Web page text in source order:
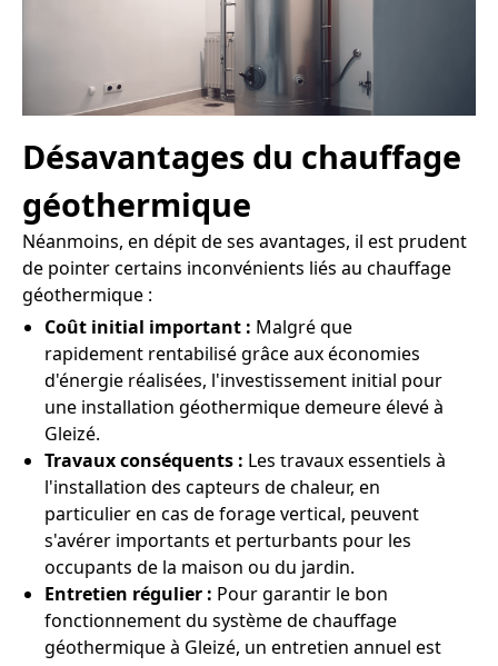
Désavantages du chauffage
géothermique
Néanmoins, en dépit de ses avantages, il est prudent
de pointer certains inconvénients liés au chauffage
géothermique :
Coût initial important : Malgré que
rapidement rentabilisé grâce aux économies
d'énergie réalisées, l'investissement initial pour
une installation géothermique demeure élevé à
Gleizé.
Travaux conséquents : Les travaux essentiels à
l'installation des capteurs de chaleur, en
particulier en cas de forage vertical, peuvent
s'avérer importants et perturbants pour les
occupants de la maison ou du jardin.
Entretien régulier : Pour garantir le bon
fonctionnement du système de chauffage
géothermique à Gleizé, un entretien annuel est